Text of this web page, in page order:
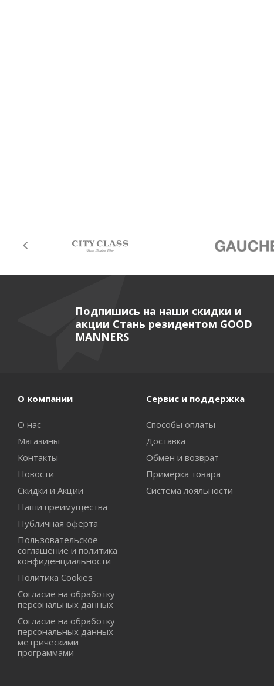
Подпишись на наши скидки и
акции Стань резидентом GOOD
MANNERS
О компании
О нас
Магазины
Контакты
Новости
Скидки и Акции
Наши преимущества
Публичная оферта
Пользовательское
соглашение и политика
конфиденциальности
Политика Cookies
Согласие на обработку
персональных данных
Согласие на обработку
персональных данных
метрическими
программами
Сервис и поддержка
Способы оплаты
Доставка
Обмен и возврат
Примерка товара
Система лояльности